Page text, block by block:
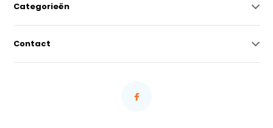
Categorieën
Contact